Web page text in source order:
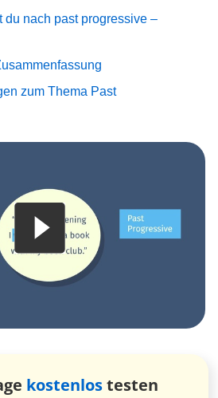
du nach past progressive –
zum Thema Past
kostenlostesten